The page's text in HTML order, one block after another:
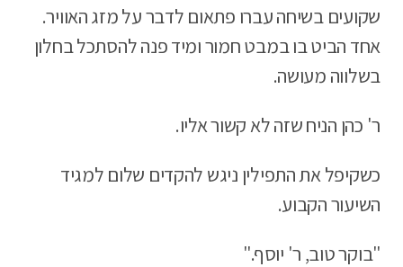
שקועים בשיחה עברו פתאום לדבר על מזג האוויר.
אחד הביט בו במבט חמור ומיד פנה להסתכל בחלון
בשלווה מעושה.
ר' כהן הניח שזה לא קשור אליו.
כשקיפל את התפילין ניגש להקדים שלום למגיד
השיעור הקבוע.
"בוקר טוב, ר' יוסף."